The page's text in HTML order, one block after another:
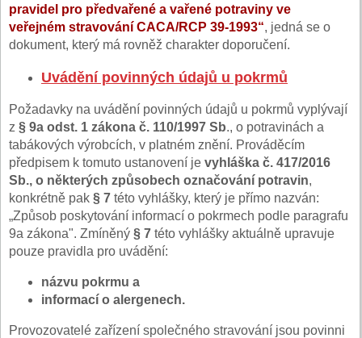
pravidel pro předvařené a vařené potraviny ve
veřejném stravování CACA/RCP 39-1993“, jedná se o
dokument, který má rovněž charakter doporučení.
Uvádění povinných údajů u pokrmů
Požadavky na uvádění povinných údajů u pokrmů vyplývají
z § 9a odst. 1 zákona č. 110/1997 Sb., o potravinách a
tabákových výrobcích, v platném znění. Prováděcím
předpisem k tomuto ustanovení je vyhláška č. 417/2016
Sb., o některých způsobech označování potravin,
konkrétně pak § 7 této vyhlášky, který je přímo nazván:
„Způsob poskytování informací o pokrmech podle paragrafu
9a zákona". Zmíněný § 7 této vyhlášky aktuálně upravuje
pouze pravidla pro uvádění:
názvu pokrmu a
informací o alergenech.
Provozovatelé zařízení společného stravování jsou povinni